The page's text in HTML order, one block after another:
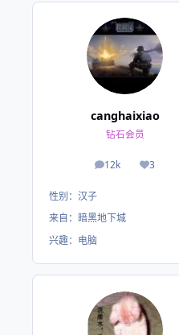
canghaixiao
钻石会员
12k
帖子 3
荣誉积分
性别： 汉子
来自： 暗黑地下城
兴趣： 电脑